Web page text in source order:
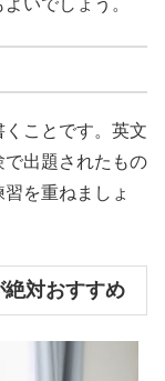
いでしょう。
ことです。英文
出題されたもの
を重ねましょ
対おすすめ